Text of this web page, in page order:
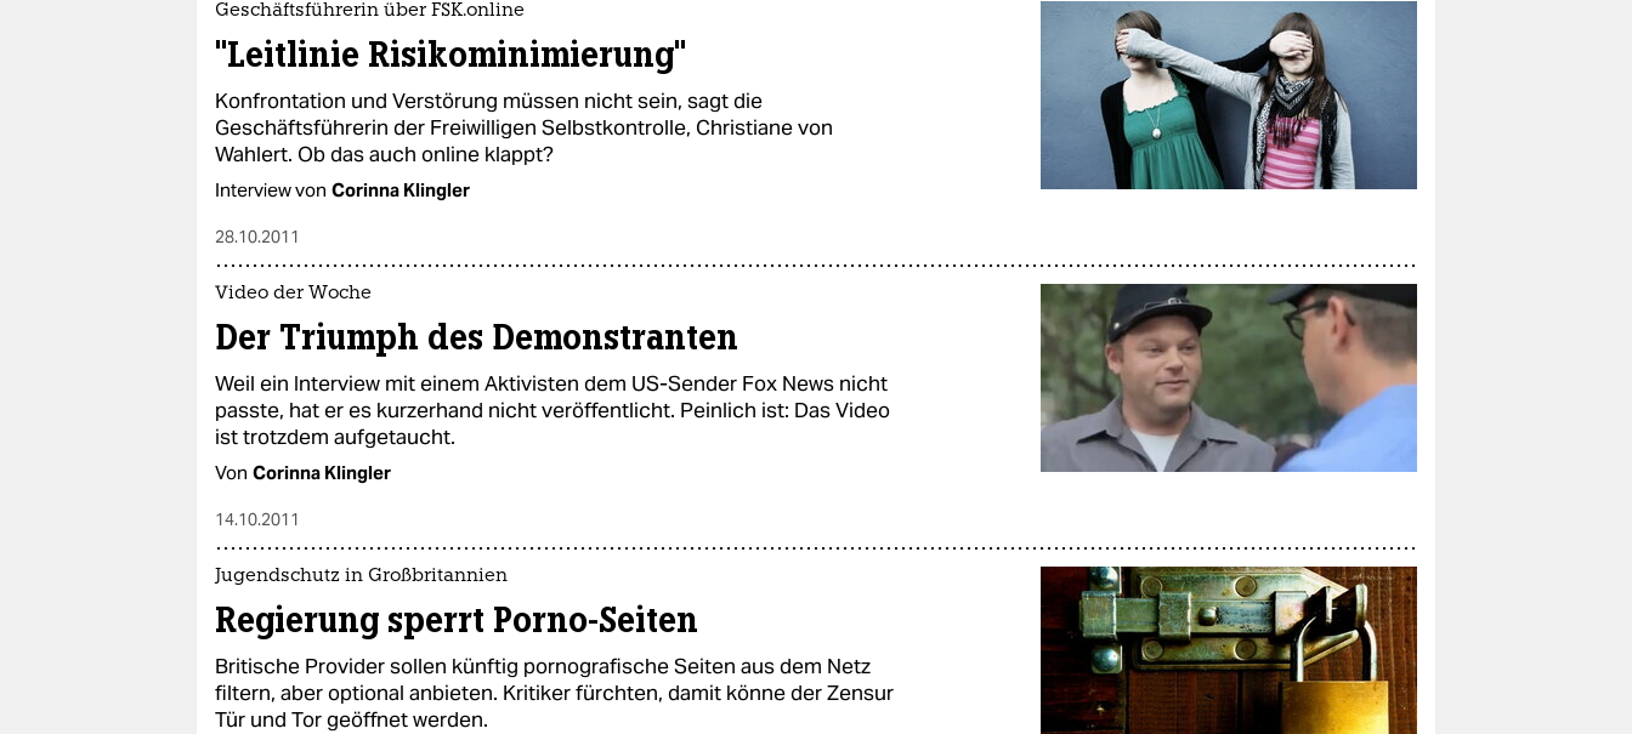
Geschäftsführerin über FSK.online
"Leitlinie Risikominimierung"
Konfrontation und Verstörung müssen nicht sein, sagt die
Geschäftsführerin der Freiwilligen Selbstkontrolle, Christiane von
Wahlert. Ob das auch online klappt?
Interview von Corinna Klingler
28.10.2011
Video der Woche
Der Triumph des Demonstranten
Weil ein Interview mit einem Aktivisten dem US-Sender Fox News nicht
passte, hat er es kurzerhand nicht veröffentlicht. Peinlich ist: Das Video
ist trotzdem aufgetaucht.
Von Corinna Klingler
14.10.2011
Jugendschutz in Großbritannien
Regierung sperrt Porno-Seiten
Britische Provider sollen künftig pornografische Seiten aus dem Netz
filtern, aber optional anbieten. Kritiker fürchten, damit könne der Zensur
Tür und Tor geöffnet werden.